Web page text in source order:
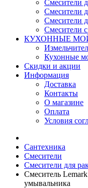
Смесители
Смесители
Смесители
Смесители
КУХОННЫЕ
Кухонные
Скидки и акции
Информация
Доставка
Контакты
О магазине
Оплата
Условия
Сантехника
Смесители
Смесители для
Смеситель
умывальника